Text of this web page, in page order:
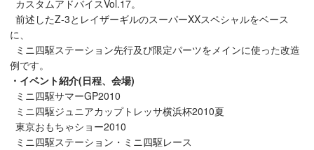
カスタムアドバイスVol.17。
前述したZ-3とレイザーギルのスーパーXXスペシャルをベース
に、
ミニ四駆ステーション先行及び限定パーツをメインに使った改造
例です。
・イベント紹介(日程、会場)
ミニ四駆サマーGP2010
ミニ四駆ジュニアカップトレッサ横浜杯2010夏
東京おもちゃショー2010
ミニ四駆ステーション・ミニ四駆レース